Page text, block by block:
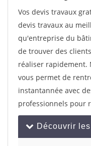
Vos devis travaux
devis travaux au
qu'entreprise du
de trouver des
réaliser rapidement.
vous permet de
instantannée avec
professionnels pour